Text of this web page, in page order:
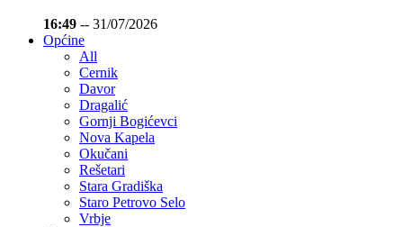
16:49 -- 31/07/2026
Općine
All
Cernik
Davor
Dragalić
Gornji Bogićevci
Nova Kapela
Okučani
Rešetari
Stara Gradiška
Staro Petrovo Selo
Vrbje